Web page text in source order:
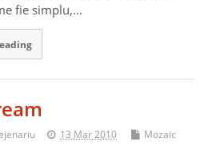
fie simplu,…
13 Mar 2010 Mozaic